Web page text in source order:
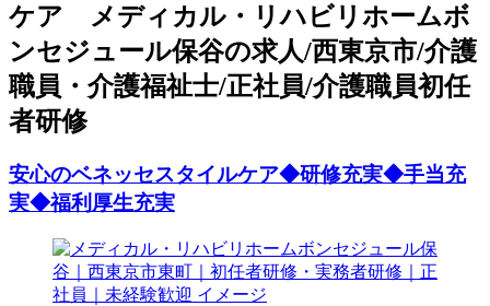
ケア メディカル・リハビリホームボ
ンセジュール保谷の求人/西東京市/介護
職員・介護福祉士/正社員/介護職員初任
者研修
安心のベネッセスタイルケア◆研修充実◆手当充
実◆福利厚生充実